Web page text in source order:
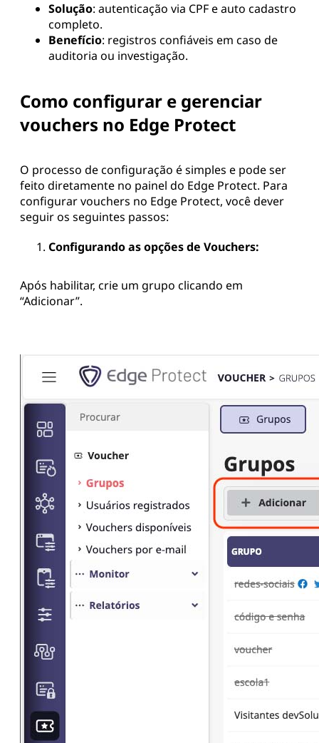
Solução: autenticação via CPF e auto cadastro
completo.
Benefício: registros confiáveis em caso de
auditoria ou investigação.
Como configurar e gerenciar
vouchers no Edge Protect
O processo de configuração é simples e pode ser
feito diretamente no painel do Edge Protect. Para
configurar vouchers no Edge Protect, você dever
seguir os seguintes passos:
Configurando as opções de Vouchers:
Após habilitar, crie um grupo clicando em
“Adicionar”.